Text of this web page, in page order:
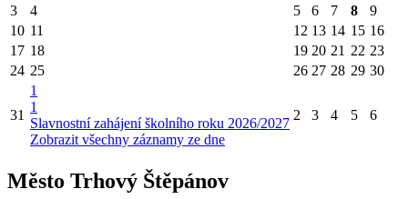
3
4 5 6 7 8
9
10 11 12 13 14 15 16
17 18 19 20 21 22 23
24 25 26 27 28 29 30
31
1
1
Slavnostní zahájení školního roku 2026/2027
Zobrazit všechny záznamy ze dne
2 3 4 5 6
Město Trhový Štěpánov